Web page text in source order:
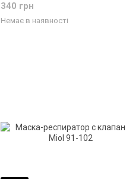
340 грн
Немає в наявності